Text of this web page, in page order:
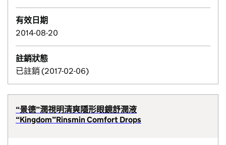
有效日期
2014-08-20
註銷狀態
已註銷 (2017-02-06)
“景德”潤視明清爽隱形眼鏡舒潤液
“Kingdom”Rinsmin Comfort Drops